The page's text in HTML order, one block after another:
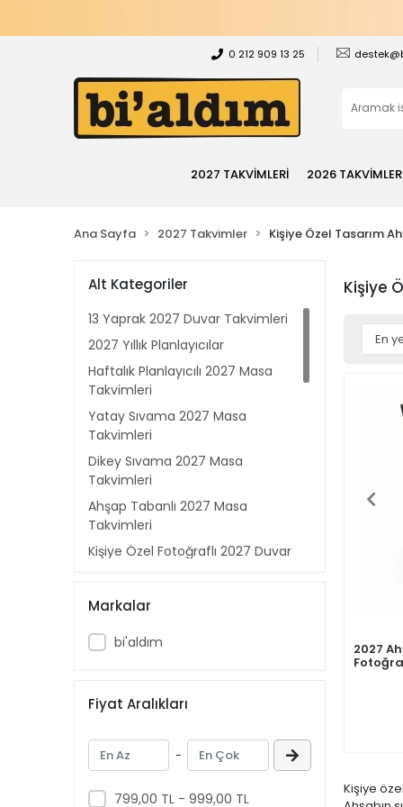
0 212 909 13 25
2027 TAKVİMLERİ 2026
Ana Sayfa 2027 Takvimler Kişiye Özel Tasarım
Alt Kategoriler
13 Yaprak 2027 Duvar Takvimleri
2027 Yıllık Planlayıcılar
Haftalık Planlayıcılı 2027 Masa
Takvimleri
Yatay Sıvama 2027 Masa
Takvimleri
Dikey Sıvama 2027 Masa
Takvimleri
Ahşap Tabanlı 2027 Masa
Takvimleri
Kişiye Özel Fotoğraflı 2027 Duvar
Kişiye Özel Ahşap Tabanlı 2027
Masa Takvimleri
Kişiye Özel Yatay Sıvama 2027
Masa Takvimleri
Sıvama 2027 Masa Takvimleri
Kişiye Özel Uzun Yatay Sıvama
2027 Masa Takvimleri
Markalar
bi'aldım
Fiyat Aralıkları
-
799,00 TL - 999,00 TL
Kişiye
2027
Takvimi
Kişiye